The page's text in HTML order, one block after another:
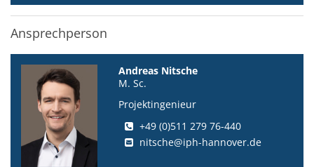
Ansprechperson
Andreas Nitsche
M. Sc.
Projektingenieur
+49 (0)511 279 76-440
nitsche@iph-hannover.de